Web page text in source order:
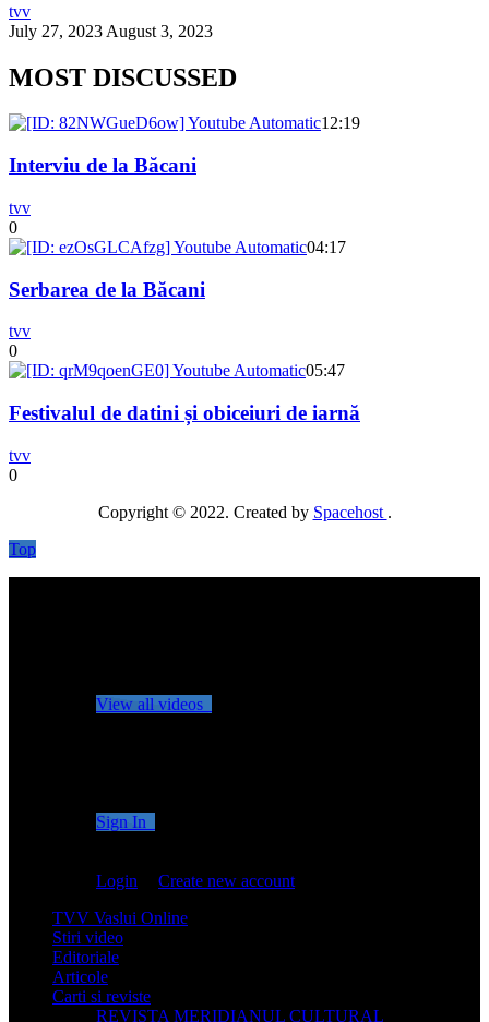
tvv
July 27, 2023 August 3, 2023
MOST DISCUSSED
12:19
Interviu de la Băcani
tvv
0
04:17
Serbarea de la Băcani
tvv
0
05:47
Festivalul de datini și obiceiuri de iarnă
tvv
0
Copyright © 2022. Created by Spacehost .
Top
View all videos
Sign In
Login
Create new account
TVV Vaslui Online
Stiri video
Editoriale
Articole
Carti si reviste
REVISTA MERIDIANUL CULTURAL